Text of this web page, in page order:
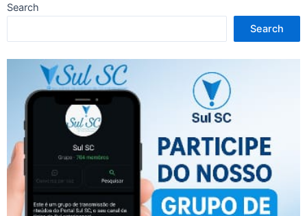
Search
Search